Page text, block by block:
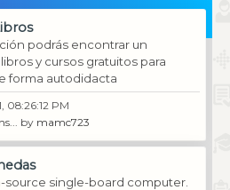
podrás encontrar un
y cursos gratuitos para
forma autodidacta
08:26:12 PM
by mamc723
source single-board computer.